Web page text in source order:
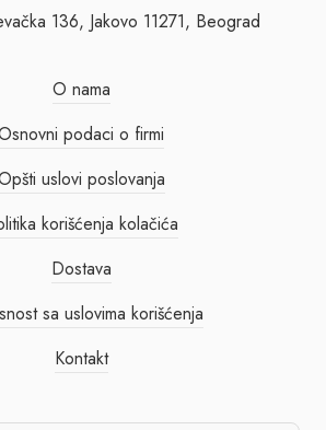
136, Jakovo 11271, Beograd
O nama
podaci o firmi
uslovi poslovanja
korišćenja kolačića
Dostava
sa uslovima korišćenja
Kontakt